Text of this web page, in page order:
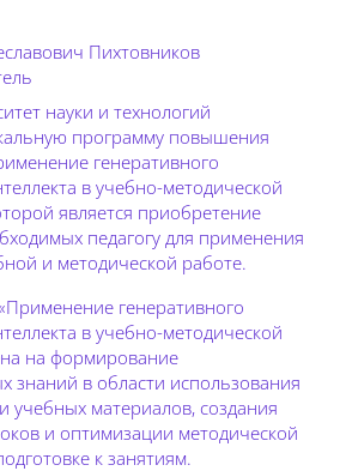
Пихтовников
науки и технологий
программу повышения
генеративного
в учебно-методической
является приобретение
педагогу для применения
и методической работе.
генеративного
в учебно-методической
на формирование
знаний в области использования
учебных материалов, создания
и оптимизации методической
к занятиям.